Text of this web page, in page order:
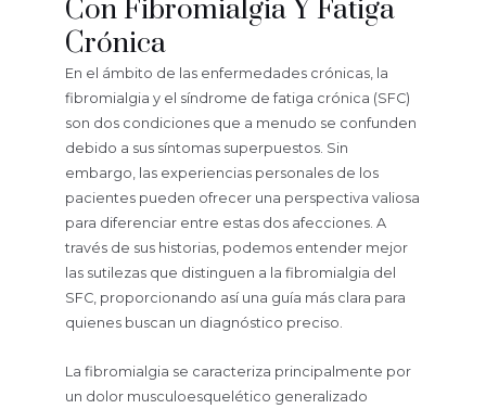
Con Fibromialgia Y Fatiga
Crónica
En el ámbito de las enfermedades crónicas, la
fibromialgia y el síndrome de fatiga crónica (SFC)
son dos condiciones que a menudo se confunden
debido a sus síntomas superpuestos. Sin
embargo, las experiencias personales de los
pacientes pueden ofrecer una perspectiva valiosa
para diferenciar entre estas dos afecciones. A
través de sus historias, podemos entender mejor
las sutilezas que distinguen a la fibromialgia del
SFC, proporcionando así una guía más clara para
quienes buscan un diagnóstico preciso.
La fibromialgia se caracteriza principalmente por
un dolor musculoesquelético generalizado